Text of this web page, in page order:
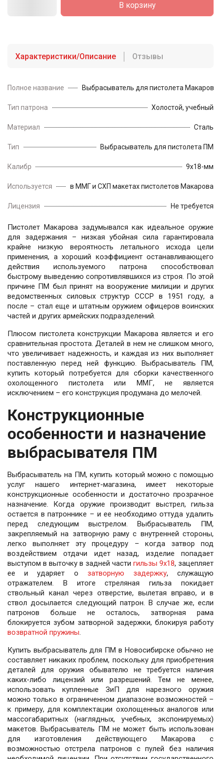
В корзину
Характеристики/Описание Отзывы
Полное название Выбрасыватель для пистолета Макарова
Тип патрона Холостой, учебный
Материал Сталь
Тип Выбрасыватель для пистолета ПМ
Калибр 9x18-мм
Используется в ММГ и СХП макетах пистолетов Макарова
Лицензия Не требуется
Пистолет Макарова задумывался как идеальное оружие
для задержания – низкая убойная сила гарантировала
крайне низкую вероятность летального исхода цели
применения, а хороший коэффициент останавливающего
действия используемого патрона способствовал
быстрому выведению сопротивлявшихся из строя. По этой
причине ПМ был принят на вооружение милиции и других
ведомственных силовых структур СССР в 1951 году, а
после – стал еще и штатным оружием офицеров воинских
частей и других армейских подразделений.
Плюсом пистолета конструкции Макарова является и его
сравнительная простота. Деталей в нем не слишком много,
что увеличивает надежность, и каждая из них выполняет
поставленную перед ней функцию. Выбрасыватель ПМ,
купить который потребуется для сборки качественного
охолощенного пистолета или ММГ, не является
исключением – его конструкция продумана до мелочей.
Конструкционные
особенности и назначение
выбрасывателя ПМ
Выбрасыватель на ПМ, купить который можно с помощью
услуг нашего интернет-магазина, имеет некоторые
конструкционные особенности и достаточно прозрачное
назначение. Когда оружие производит выстрел, гильза
остается в патроннике – и ее необходимо оттуда удалить
перед следующим выстрелом. Выбрасыватель ПМ,
закрепляемый на затворную раму с внутренней стороны,
легко выполняет эту процедуру – когда затвор под
воздействием отдачи идет назад, изделие попадает
выступом в выточку в задней части гильзы 9х18, зацепляет
ее и ударяет о затворную задержку, служащую
отражателем. В итоге стреляная гильза покидает
ствольный канал через отверстие, вылетая вправо, и в
ствол досылается следующий патрон. В случае же, если
патронов больше не осталось, затворная рама
блокируется зубом затворной задержки, блокируя работу
возвратной пружины.
Купить выбрасыватель для ПМ в Новосибирске обычно не
составляет никаких проблем, поскольку для приобретения
деталей для оружия обывателю не требуется наличия
каких-либо лицензий или разрешений. Тем не менее,
использовать купленные ЗиП для нарезного оружия
можно только в ограниченном диапазоне возможностей –
к примеру, для комплектации охолощенных аналогов или
массогабаритных (наглядных, учебных, экспонируемых)
макетов. Выбрасыватель ПМ не может быть использован
для изготовления действующего Макарова с
возможностью отстрела патронов с пулей без наличия